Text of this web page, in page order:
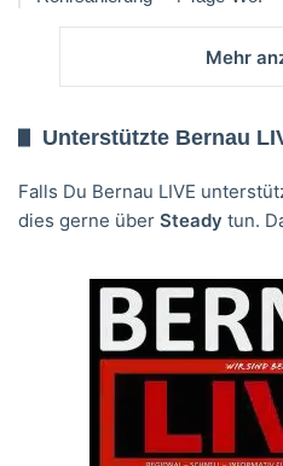
Mehr
Unterstützte Bernau
Falls Du Bernau LIVE
dies gerne über Steady tun.